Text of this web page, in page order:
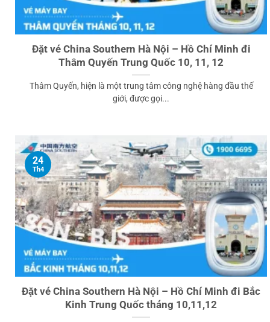
Đặt vé China Southern Hà Nội – Hồ Chí Minh đi
Thâm Quyến Trung Quốc 10, 11, 12
Thâm Quyến, hiện là một trung tâm công nghệ hàng đầu thế
giới, được gọi...
Đặt vé China Southern Hà Nội – Hồ Chí Minh đi Bắc
Kinh Trung Quốc tháng 10,11,12
24
Th4